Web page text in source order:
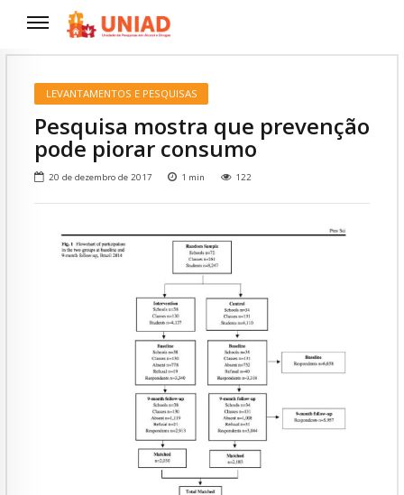
LEVANTAMENTOS E PESQUISAS
Pesquisa mostra que prevenção
pode piorar consumo
20 de dezembro de 2017 1 min 122